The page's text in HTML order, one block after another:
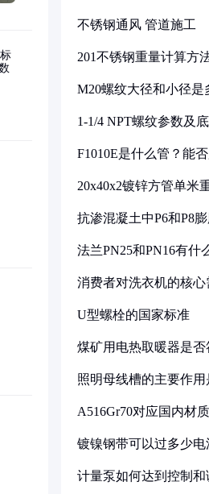
不锈钢通风 管道施工
201不锈钢重量计算方
M20螺纹大径和小径是
1-1/4 NPT螺纹参数及
F1010E是什么管？能
20x40x2镀锌方管单米
抗渗混凝土中P6和P8
法兰PN25和PN16有什
消费者对洗衣机的核
U型螺栓的国家标准
煤矿用电热取暖器是
照明母线槽的主要作用
A516Gr70对应国内材
镀镍钢带可以过多少电
计量泵如何达到控制